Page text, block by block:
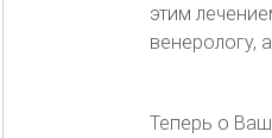
этим
венерологу,
Теперь о